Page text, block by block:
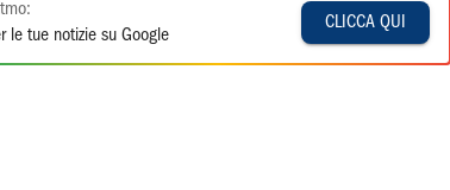
le tue notizie su Google
CLICCA QUI